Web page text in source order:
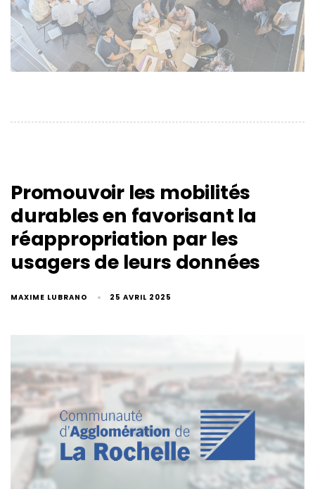
Promouvoir les mobilités
durables en favorisant la
réappropriation par les
usagers de leurs données
MAXIME LUBRANO 25 AVRIL 2025